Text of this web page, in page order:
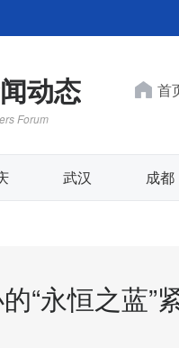
动态
Forum
首
武汉 成都
“永恒之蓝”